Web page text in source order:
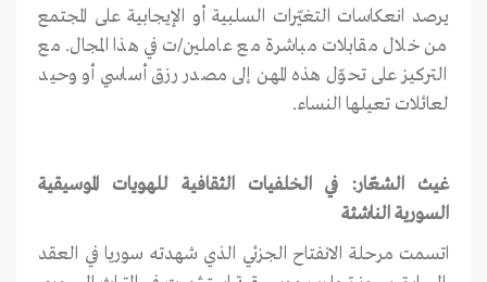
يرصد انعكاسات التغيّرات السلبية أو الإيجابية على المجتمع
من خلال مقابلات مباشرة مع عاملين/ت في هذا المجال. مع
التركيز على تحوّل هذه المهن إلى مصدر رزق أساسي أو وحيد
لعائلات تعيلها النساء.
غيث الشعّار: في الخلفيات الثقافية للهويات الموسيقية
السورية الناشئة
اتسمت مرحلة الانفتاح الجزئي الذي شهدته سوريا في العقد